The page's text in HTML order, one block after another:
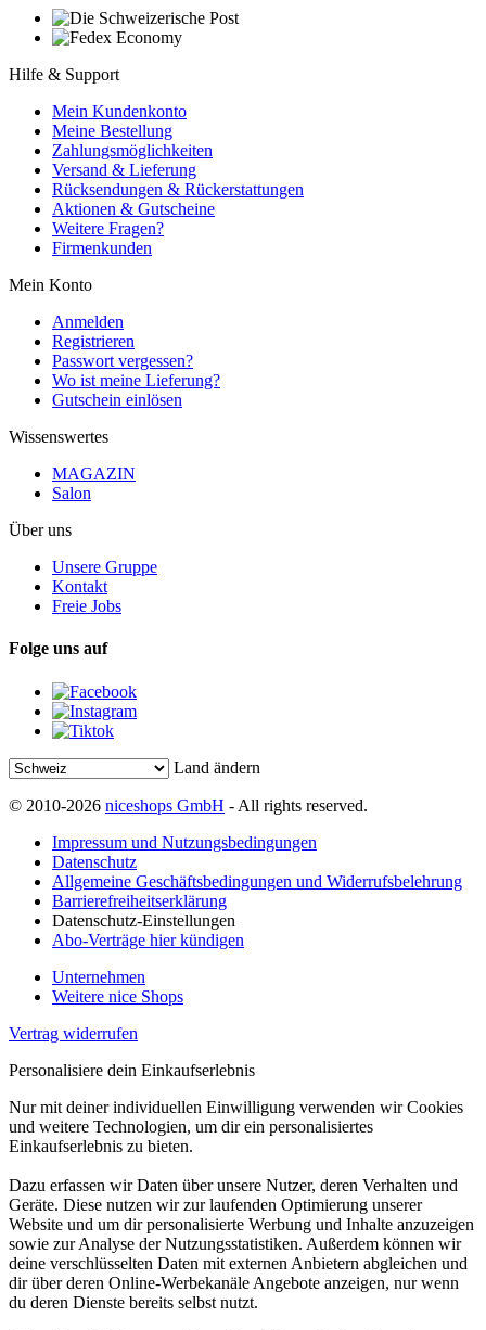
Hilfe & Support
Mein Kundenkonto
Meine Bestellung
Zahlungsmöglichkeiten
Versand & Lieferung
Rücksendungen & Rückerstattungen
Aktionen & Gutscheine
Weitere Fragen?
Firmenkunden
Mein Konto
Anmelden
Registrieren
Passwort vergessen?
Wo ist meine Lieferung?
Gutschein einlösen
Wissenswertes
MAGAZIN
Salon
Über uns
Unsere Gruppe
Kontakt
Freie Jobs
Folge uns auf
Land ändern
© 2010-2026 niceshops GmbH - All rights reserved.
Impressum und Nutzungsbedingungen
Datenschutz
Allgemeine Geschäftsbedingungen und Widerrufsbelehrung
Barrierefreiheitserklärung
Datenschutz-Einstellungen
Abo-Verträge hier kündigen
Unternehmen
Weitere nice Shops
Vertrag widerrufen
Personalisiere dein Einkaufserlebnis
Nur mit deiner individuellen Einwilligung verwenden wir Cookies
und weitere Technologien, um dir ein personalisiertes
Einkaufserlebnis zu bieten.
Dazu erfassen wir Daten über unsere Nutzer, deren Verhalten und
Geräte. Diese nutzen wir zur laufenden Optimierung unserer
Website und um dir personalisierte Werbung und Inhalte anzuzeigen
sowie zur Analyse der Nutzungsstatistiken. Außerdem können wir
deine verschlüsselten Daten mit externen Anbietern abgleichen und
dir über deren Online-Werbekanäle Angebote anzeigen, nur wenn
du deren Dienste bereits selbst nutzt.